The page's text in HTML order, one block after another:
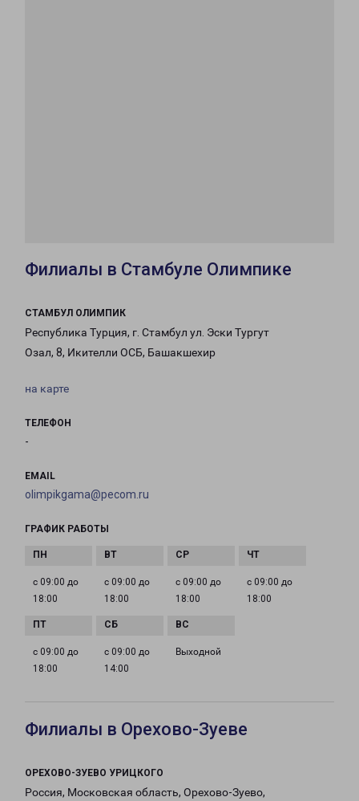
Филиалы в Стамбуле Олимпике
СТАМБУЛ ОЛИМПИК
Республика Турция, г. Стамбул ул. Эски Тургут
Озал, 8, Икителли ОСБ, Башакшехир
на карте
ТЕЛЕФОН
-
EMAIL
olimpikgama@pecom.ru
ГРАФИК РАБОТЫ
с 09:00 до
18:00
с 09:00 до
18:00
с 09:00 до
18:00
с 09:00 до
18:00
с 09:00 до
18:00
с 09:00 до
14:00
Выходной
Филиалы в Орехово-Зуеве
ОРЕХОВО-ЗУЕВО УРИЦКОГО
Россия, Московская область, Орехово-Зуево,